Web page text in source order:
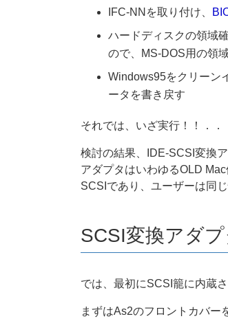
IFC-NNを取り付け、
ハードディスクの領域
ので、MS-DOS用の領
Windows95をクリーン
ータを書き戻す
それでは、いざ実行！！．．
検討の結果、IDE-SCSI変換
アダプタはいわゆるOLD
SCSIであり、ユーザーは同
SCSI変換アダ
では、最初にSCSI籠に内蔵
まずはAs2のフロントカバー